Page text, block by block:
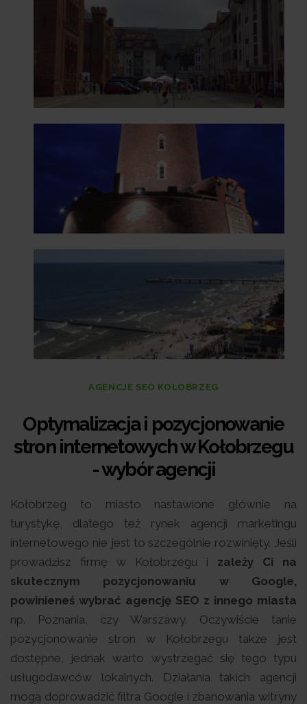
AGENCJE SEO KOŁOBRZEG
Optymalizacja i pozycjonowanie
stron internetowych w Kołobrzegu
- wybór agencji
Kołobrzeg to miasto nastawione głównie na
turystykę, dlatego też rynek agencji marketingu
internetowego nie jest to szczególnie rozwinięty. Jeśli
prowadzisz firmę w Kołobrzegu i zależy Ci na
skutecznym pozycjonowaniu w Google,
powinieneś wybrać agencję SEO z innego miasta
np. Poznania, czy Warszawy. Oczywiście tanie
pozycjonowanie stron w Kołobrzegu także jest
dostępne, jednak warto wystrzegać się tego typu
usługodawców lokalnych. Działania takich agencji
mogą doprowadzić filtra Google i zbanowania witryny